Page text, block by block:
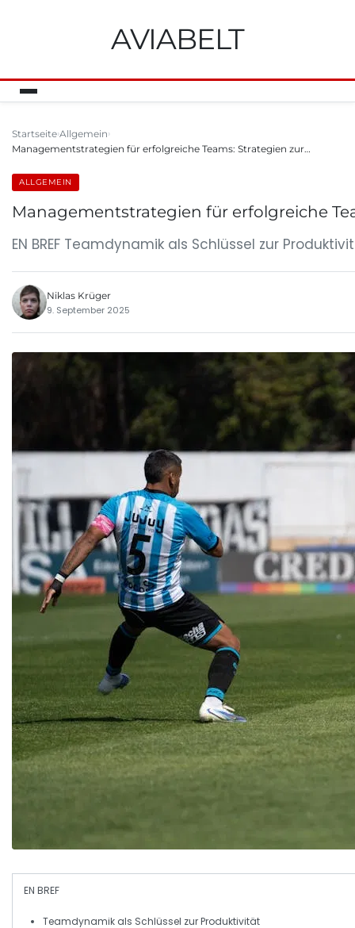
AVIABELT
Startseite Allgemein
Managementstrategien für erfolgreiche Teams: Strategien zur…
ALLGEMEIN
Managementstrategien für erfolgreiche
EN BREF Teamdynamik als Schlüssel zur
Niklas Krüger
9. September 2025
EN BREF
Teamdynamik als Schlüssel zurProduktivität